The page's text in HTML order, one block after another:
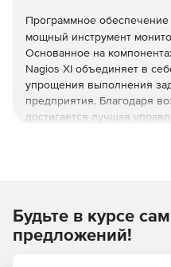
Программное обеспечение
мощный инструмент
Основанное на
Nagios XI объединяет в
упрощения выполнения
предприятия. Благодаря
достигается лучшая
операционные системы,
систему. Более сотни
проводят всеобъемлющую
Будьте в курсе
предложений!